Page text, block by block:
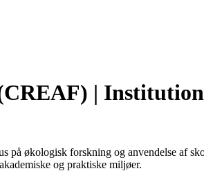
|
på økologisk forskning og anvendelse af
og praktiske miljøer.